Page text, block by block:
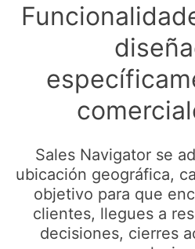
Sales Navigator se
ubicación geográfica,
objetivo para que
clientes, llegues a
decisiones, cierres